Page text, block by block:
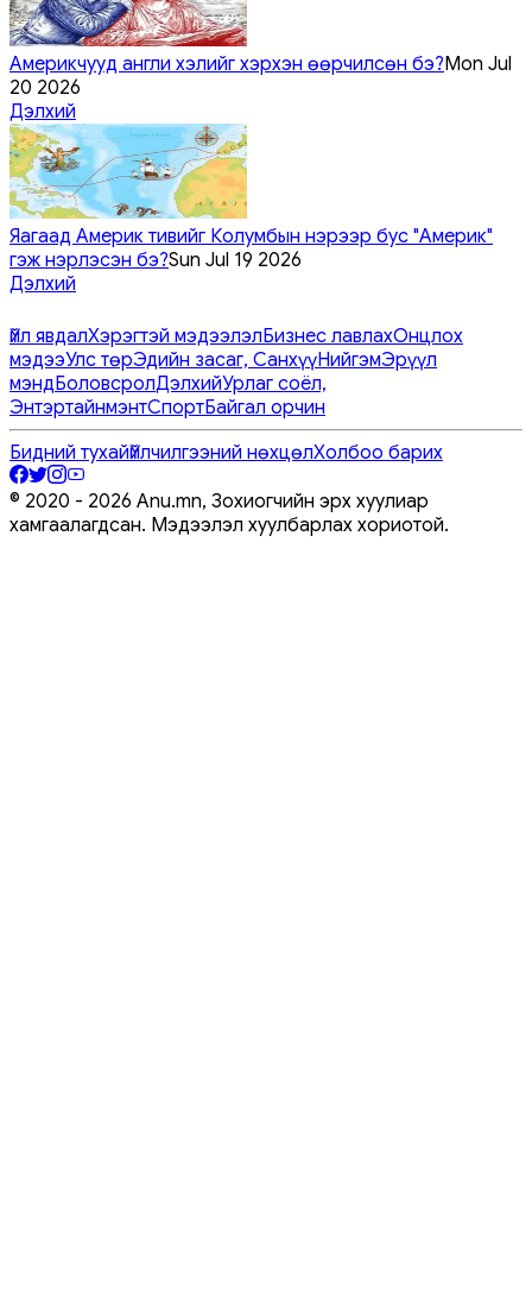
Америкчууд англи хэлийг хэрхэн өөрчилсөн бэ?Mon Jul
20 2026
Дэлхий
Яагаад Америк тивийг Колумбын нэрээр бус "Америк"
гэж нэрлэсэн бэ?Sun Jul 19 2026
Дэлхий
Үйл явдалХэрэгтэй мэдээлэлБизнес лавлахОнцлох
мэдээУлс төрЭдийн засаг, СанхүүНийгэмЭрүүл
мэндБоловсролДэлхийУрлаг соёл,
ЭнтэртайнмэнтСпортБайгал орчин
Бидний тухайҮйлчилгээний нөхцөлХолбоо барих
© 2020 - 2026 Anu.mn, Зохиогчийн эрх хуулиар
хамгаалагдсан. Мэдээлэл хуулбарлах хориотой.